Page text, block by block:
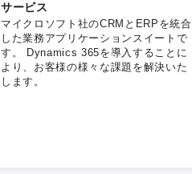
サービス
マイクロソフト社のCRMとERPを統合
した業務アプリケーションスイートで
す。 Dynamics 365を導入することに
より、お客様の様々な課題を解決いた
します。